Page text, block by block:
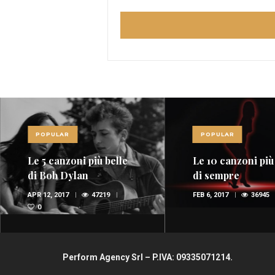
POPULAR
Le 5 canzoni più belle
di Bob Dylan
APR 12, 2017
47219
0
POPULAR
Le 10 canzoni
di sempre
FEB 6, 2017 36945
Perform Agency Srl – P.IVA: 09335071214.